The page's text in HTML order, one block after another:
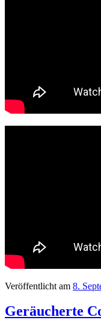
Veröffentlicht am 8.
Geräucherte